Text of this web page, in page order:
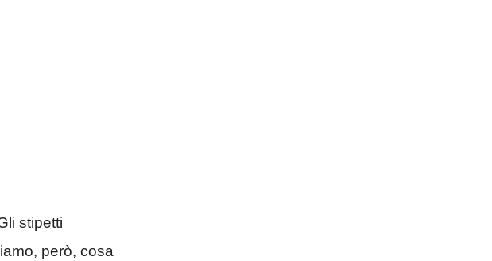
stipetti
però, cosa